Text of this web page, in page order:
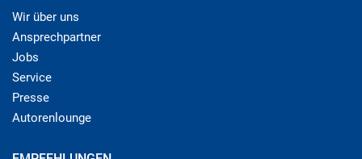
Wir über uns
Ansprechpartner
Jobs
Service
Presse
Autorenlounge